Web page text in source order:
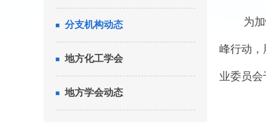
分支机构动态
地方化工学会
地方学会动态
为加快
峰行动，
业委员会